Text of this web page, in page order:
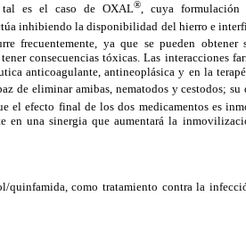
tal es el caso de OXAL®, cuya formulación
inhibiendo la disponibilidad del hierro e
frecuentemente, ya que se pueden obtener
consecuencias tóxicas. Las interacciones
anticoagulante, antineoplásica y en la
de eliminar amibas, nematodos y cestodos;
el efecto final de los dos medicamentos es
en una sinergia que aumentará la
quinfamida, como tratamiento contra la